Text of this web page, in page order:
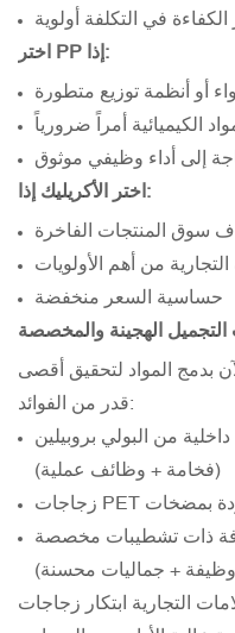
الكفاءة في التكلفة أولوية
اختر PP إذا:
أو أنظمة توزيع متطورة
الكيميائية أمراً ضرورياً
إلى أداء وظيفي موثوق
اختر الأكريليك إذا:
سوق المنتجات الفاخرة
حساسية السعر منخفضة
الهجينة والمخصصة
بدمج المواد لتحقيق أقصى
قدر من الفوائد:
من البولي بروبيلين
(فخامة + وظائف عملية)
ذات تشطيبات مخصصة
+ جماليات محسنة)
التجارية ابتكار زجاجات